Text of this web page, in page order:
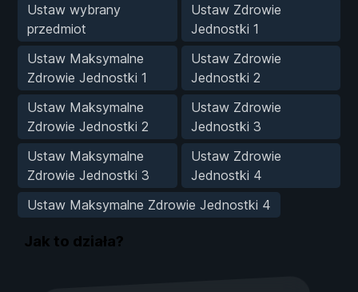
Ustaw wybrany
przedmiot
Ustaw Zdrowie
Jednostki 1
Ustaw Maksymalne
Zdrowie Jednostki 1
Ustaw Zdrowie
Jednostki 2
Ustaw Maksymalne
Zdrowie Jednostki 2
Ustaw Zdrowie
Jednostki 3
Ustaw Maksymalne
Zdrowie Jednostki 3
Ustaw Zdrowie
Jednostki 4
Ustaw Maksymalne Zdrowie Jednostki 4
Jak to działa?